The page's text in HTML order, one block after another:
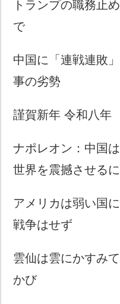
トランプの職務止
で
中国に「連戦連敗
事の劣勢
謹賀新年 令和八年
ナポレオン：中国
世界を震撼させる
アメリカは弱い国
戦争はせず
雲仙は雲にかすみ
かび